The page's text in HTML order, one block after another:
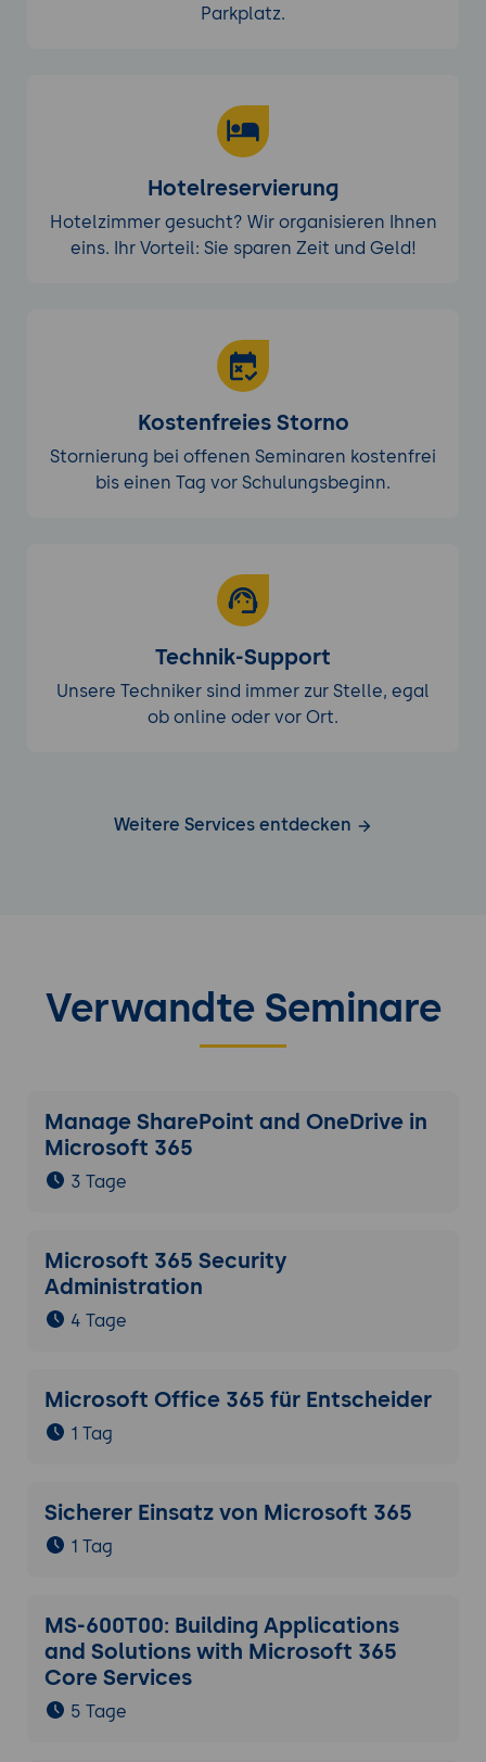
Parkplatz.
Hotelreservierung
Hotelzimmer gesucht? Wir organisieren Ihnen
eins. Ihr Vorteil: Sie sparen Zeit und Geld!
Kostenfreies Storno
Stornierung bei offenen Seminaren kostenfrei
bis einen Tag vor Schulungsbeginn.
Technik-Support
Unsere Techniker sind immer zur Stelle, egal
ob online oder vor Ort.
Weitere Services entdecken
Verwandte Seminare
Manage SharePoint and OneDrive in
Microsoft 365
3 Tage
Microsoft 365 Security
Administration
4 Tage
Microsoft Office 365 für Entscheider
1 Tag
Sicherer Einsatz von Microsoft 365
1 Tag
MS-600T00: Building Applications
and Solutions with Microsoft 365
Core Services
5 Tage